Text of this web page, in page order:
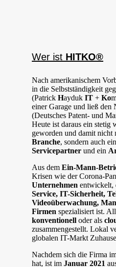
Wer ist HITKO®
Nach amerikanischem
in die Selbstständigkeit
(Patrick Hayduk IT + Ko
einer Garage und ließ
(Deutsches Patent- und
Heute ist daraus ein stetig
geworden und damit
Branche, sondern auch
Servicepartner und ein
Aus dem Ein-Mann-
Krisen wie der Corona-
Unternehmen entwickelt,
Service, IT-Sicherheit,
Videoüberwachung,
Firmen spezialisiert ist.
konventionell oder als
zusammengestellt. Lokal
globalen IT-Markt
Nachdem sich die Firma
hat, ist im Januar 2021